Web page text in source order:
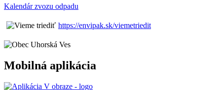
Kalendár zvozu odpadu
https://envipak.sk/viemetriedit
Mobilná aplikácia